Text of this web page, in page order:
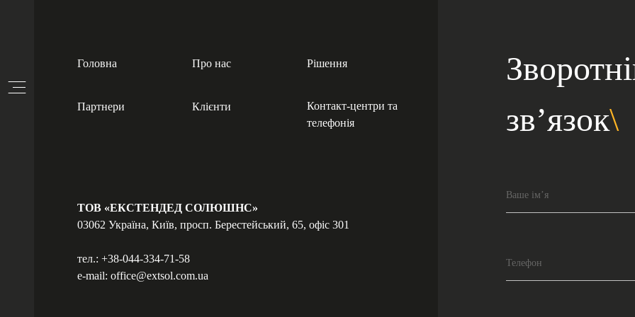
зв’язок
Ваше ім’я
Телефон
Головна Про нас Рішення
Партнери Клієнти
Контакт-центри та
телефонія
ТОВ «ЕКСТЕНДЕД СОЛЮШНС»
03062 Україна, Київ, просп. Берестейський, 65, офіс 301
тел.:+38-044-334-71-58
e-mail:office@extsol.com.ua